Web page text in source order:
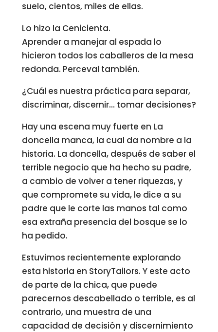
suelo, cientos, miles de ellas.
Lo hizo la Cenicienta.
Aprender a manejar al espada lo
hicieron todos los caballeros de la mesa
redonda. Perceval también.
¿Cuál es nuestra práctica para separar,
discriminar, discernir… tomar decisiones?
Hay una escena muy fuerte en La
doncella manca, la cual da nombre a la
historia. La doncella, después de saber el
terrible negocio que ha hecho su padre,
a cambio de volver a tener riquezas, y
que compromete su vida, le dice a su
padre que le corte las manos tal como
esa extraña presencia del bosque se lo
ha pedido.
Estuvimos recientemente explorando
esta historia en StoryTailors. Y este acto
de parte de la chica, que puede
parecernos descabellado o terrible, es al
contrario, una muestra de una
capacidad de decisión y discernimiento